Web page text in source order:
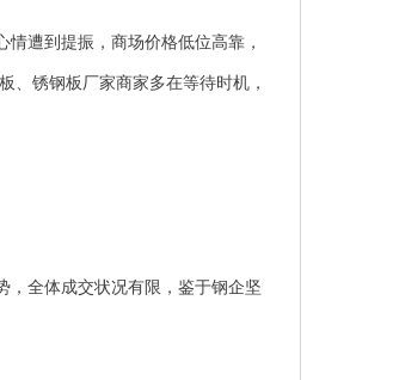
遭到提振，商场价格低位高靠，
、 锈钢板厂家商家多在等待时机，
，全体成交状况有限，鉴于钢企坚